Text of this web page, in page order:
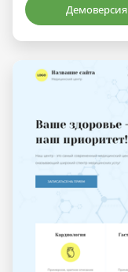
Демоверсия